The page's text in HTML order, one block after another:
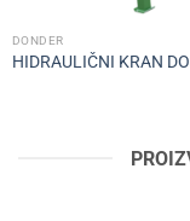
DONDER
HIDRAULIČNI KRAN